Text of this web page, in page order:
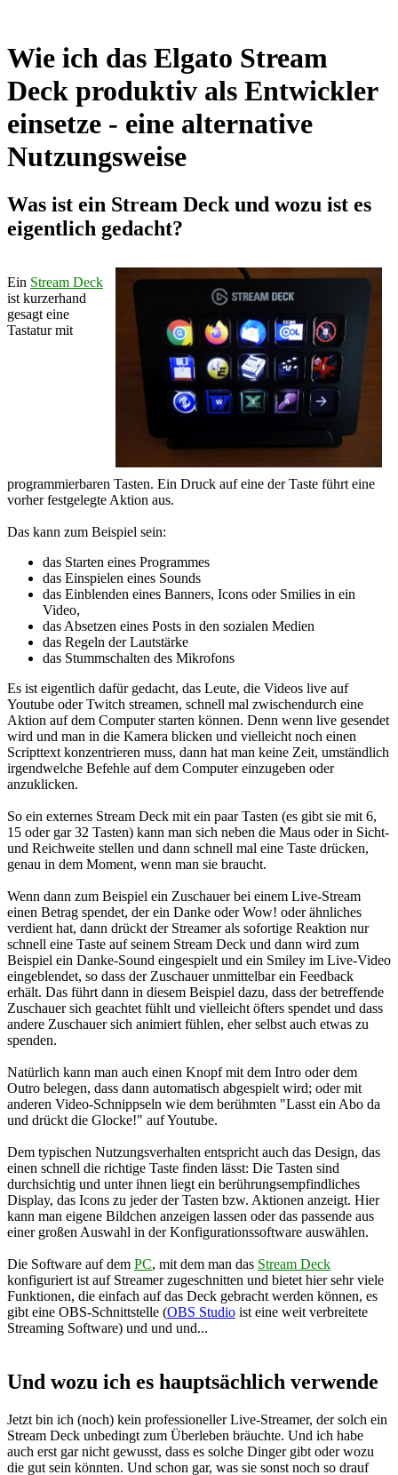
Wie ich das Elgato Stream
Deck produktiv als Entwickler
einsetze - eine alternative
Nutzungsweise
Was ist ein Stream Deck und wozu ist es
eigentlich gedacht?
Ein Stream Deck
ist kurzerhand
gesagt eine
Tastatur mit
programmierbaren Tasten. Ein Druck auf eine der Taste führt eine
vorher festgelegte Aktion aus.
Das kann zum Beispiel sein:
das Starten eines Programmes
das Einspielen eines Sounds
das Einblenden eines Banners, Icons oder Smilies in ein
Video,
das Absetzen eines Posts in den sozialen Medien
das Regeln der Lautstärke
das Stummschalten des Mikrofons
Es ist eigentlich dafür gedacht, das Leute, die Videos live auf
Youtube oder Twitch streamen, schnell mal zwischendurch eine
Aktion auf dem Computer starten können. Denn wenn live gesendet
wird und man in die Kamera blicken und vielleicht noch einen
Scripttext konzentrieren muss, dann hat man keine Zeit, umständlich
irgendwelche Befehle auf dem Computer einzugeben oder
anzuklicken.
So ein externes Stream Deck mit ein paar Tasten (es gibt sie mit 6,
15 oder gar 32 Tasten) kann man sich neben die Maus oder in Sicht-
und Reichweite stellen und dann schnell mal eine Taste drücken,
genau in dem Moment, wenn man sie braucht.
Wenn dann zum Beispiel ein Zuschauer bei einem Live-Stream
einen Betrag spendet, der ein Danke oder Wow! oder ähnliches
verdient hat, dann drückt der Streamer als sofortige Reaktion nur
schnell eine Taste auf seinem Stream Deck und dann wird zum
Beispiel ein Danke-Sound eingespielt und ein Smiley im Live-Video
eingeblendet, so dass der Zuschauer unmittelbar ein Feedback
erhält. Das führt dann in diesem Beispiel dazu, dass der betreffende
Zuschauer sich geachtet fühlt und vielleicht öfters spendet und dass
andere Zuschauer sich animiert fühlen, eher selbst auch etwas zu
spenden.
Natürlich kann man auch einen Knopf mit dem Intro oder dem
Outro belegen, dass dann automatisch abgespielt wird; oder mit
anderen Video-Schnippseln wie dem berühmten "Lasst ein Abo da
und drückt die Glocke!" auf Youtube.
Dem typischen Nutzungsverhalten entspricht auch das Design, das
einen schnell die richtige Taste finden lässt: Die Tasten sind
durchsichtig und unter ihnen liegt ein berührungsempfindliches
Display, das Icons zu jeder der Tasten bzw. Aktionen anzeigt. Hier
kann man eigene Bildchen anzeigen lassen oder das passende aus
einer großen Auswahl in der Konfigurationssoftware auswählen.
Die Software auf dem PC, mit dem man das Stream Deck
konfiguriert ist auf Streamer zugeschnitten und bietet hier sehr viele
Funktionen, die einfach auf das Deck gebracht werden können, es
gibt eine OBS-Schnittstelle (OBS Studio ist eine weit verbreitete
Streaming Software) und und und...
Und wozu ich es hauptsächlich verwende
Jetzt bin ich (noch) kein professioneller Live-Streamer, der solch ein
Stream Deck unbedingt zum Überleben bräuchte. Und ich habe
auch erst gar nicht gewusst, dass es solche Dinger gibt oder wozu
die gut sein könnten. Und schon gar, was sie sonst noch so drauf